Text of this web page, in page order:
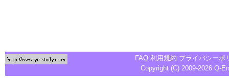
FAQ 利用規約 プライバシーポ
Copyright (C) 2009-2026 Q-